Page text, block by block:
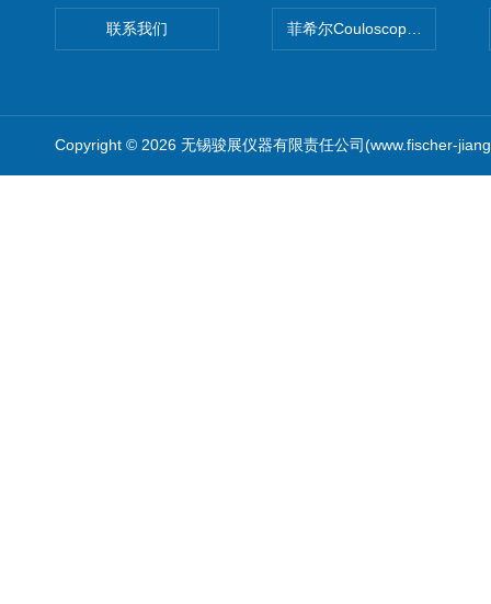
联系我们 菲希尔Couloscope CMS2电
Copyright © 2026 无锡骏展仪器有限责任公司(www.fischer-